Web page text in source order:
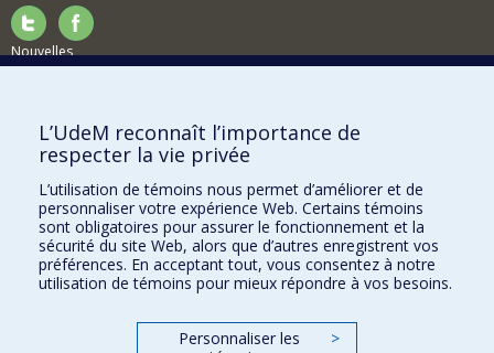
Nouvelles
Comment soutenir le Département?
BESOIN D'AIDE?
Plan du site
Signaler une erreur
Accessibilité
FACULTÉ DES ARTS ET DES SCIENCES
Nos départements et écoles
L’UdeM reconnaît l’importance de
respecter la vie privée
L’utilisation de témoins nous permet d’améliorer et de
personnaliser votre expérience Web. Certains témoins
sont obligatoires pour assurer le fonctionnement et la
sécurité du site Web, alors que d’autres enregistrent vos
préférences. En acceptant tout, vous consentez à notre
utilisation de témoins pour mieux répondre à vos besoins.
Personnaliser les
>